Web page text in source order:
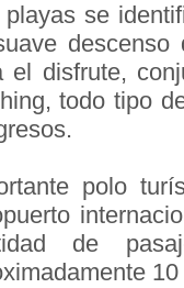
playas se
el disfrute,
todo tipo
polo
de